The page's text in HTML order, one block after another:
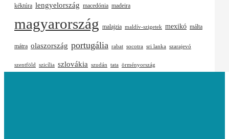
kéktúra lengyelország macedónia madeira
magyarország malajzia maldív-szigetek mexikó málta
mátra olaszország portugália rabat socotra sri lanka szarajevó
szentföld szicília szlovákia szudán tata örményország